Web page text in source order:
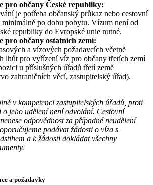
pro občany České republiky:
je potřeba občanský průkaz nebo cestovní
minimálně po dobu pobytu. Vízum není od
republiky do Evropské unie nutné.
pro občany ostatních zemí:
a vízových požadavcích včetně
lhůt pro vyřízení víz pro občany třetích zemí
u příslušných úřadů třetí země
zahraničních věcí, zastupitelský úřad).
v kompetenci zastupitelských úřadů, proti
o jeho udělení není odvolání. Cestovní
odpovědnost za případné neudělení
podávat žádosti o víza s
a k žádosti dokládat všechny
a požadavky